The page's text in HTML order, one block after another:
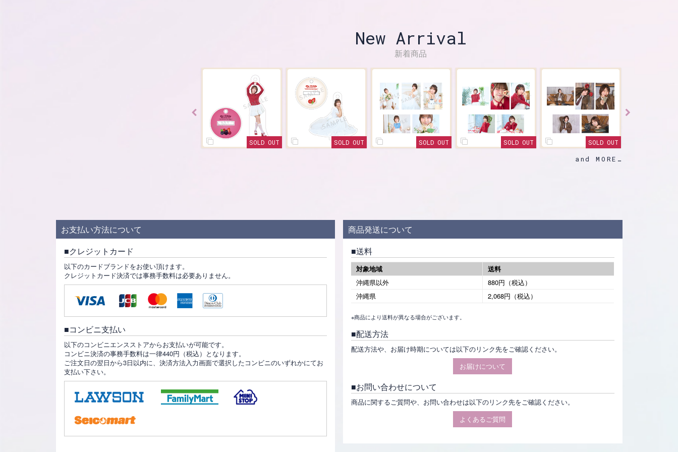
New Arrival
新着商品
SOLD OUT SOLD OUT SOLD OUT SOLD OUT SOLD OUT
and MORE
お支払い方法について
クレジットカード
以下のカードブランドをお使い頂けます。
クレジットカード決済では事務手数料は必要ありません。
コンビニ支払い
以下のコンビニエンスストアからお支払いが可能です。
コンビニ決済の事務手数料は一律440円（税込）となります。
ご注文日の翌日から3日以内に、決済方法入力画面で選択したコンビニのいずれかにてお
支払い下さい。
商品発送について
送料
対象地域
送料
沖縄県以外
880円（税込）
沖縄県
2,068円（税込）
※商品により送料が異なる場合がございます。
配送方法
配送方法や、お届け時期については以下のリンク先をご確認ください。
お届けについて
お問い合わせについて
商品に関するご質問や、お問い合わせは以下のリンク先をご確認ください。
よくあるご質問